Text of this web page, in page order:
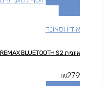
אודיו וסאונד
אוזניות REMAX BLUETOOTH S2
₪279